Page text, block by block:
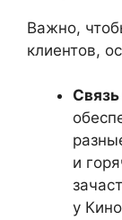
Важно,
клиентов,
Связь
и
у